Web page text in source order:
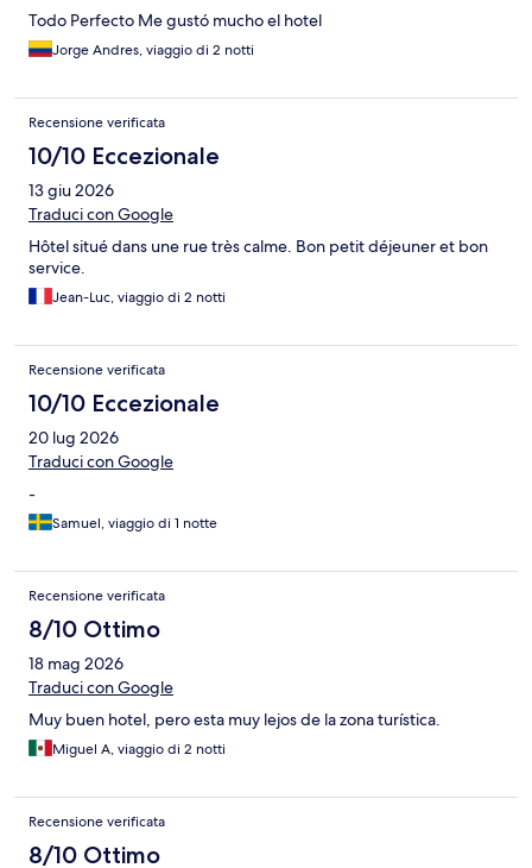
Todo Perfecto Me gustó mucho el hotel
Jorge Andres, viaggio di 2 notti
Recensione verificata
10/10 Eccezionale
13 giu 2026
Traduci con Google
Hôtel situé dans une rue très calme. Bon petit déjeuner et bon
service.
Jean-Luc, viaggio di 2 notti
Recensione verificata
10/10 Eccezionale
20 lug 2026
Traduci con Google
-
Samuel, viaggio di 1 notte
Recensione verificata
8/10 Ottimo
18 mag 2026
Traduci con Google
Muy buen hotel, pero esta muy lejos de la zona turística.
Miguel A, viaggio di 2 notti
Recensione verificata
8/10 Ottimo